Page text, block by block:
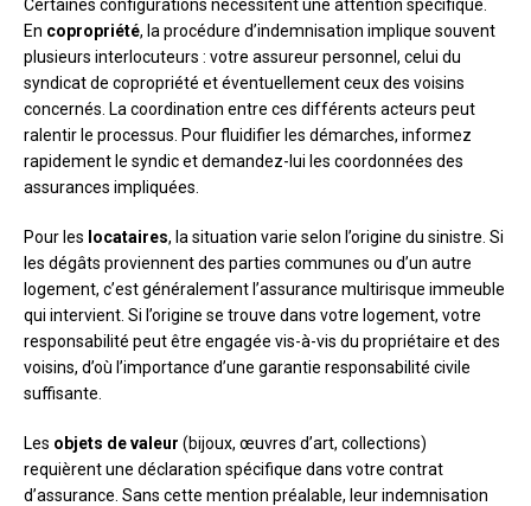
Certaines configurations nécessitent une attention spécifique.
En copropriété, la procédure d’indemnisation implique souvent
plusieurs interlocuteurs : votre assureur personnel, celui du
syndicat de copropriété et éventuellement ceux des voisins
concernés. La coordination entre ces différents acteurs peut
ralentir le processus. Pour fluidifier les démarches, informez
rapidement le syndic et demandez-lui les coordonnées des
assurances impliquées.
Pour les locataires, la situation varie selon l’origine du sinistre. Si
les dégâts proviennent des parties communes ou d’un autre
logement, c’est généralement l’assurance multirisque immeuble
qui intervient. Si l’origine se trouve dans votre logement, votre
responsabilité peut être engagée vis-à-vis du propriétaire et des
voisins, d’où l’importance d’une garantie responsabilité civile
suffisante.
Les objets de valeur (bijoux, œuvres d’art, collections)
requièrent une déclaration spécifique dans votre contrat
d’assurance. Sans cette mention préalable, leur indemnisation